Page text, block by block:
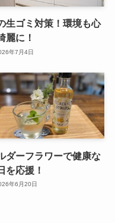
生ゴミ対策！環境も心
麗に！
年7月4日
ダーフラワーで健康な
を応援！
年6月20日